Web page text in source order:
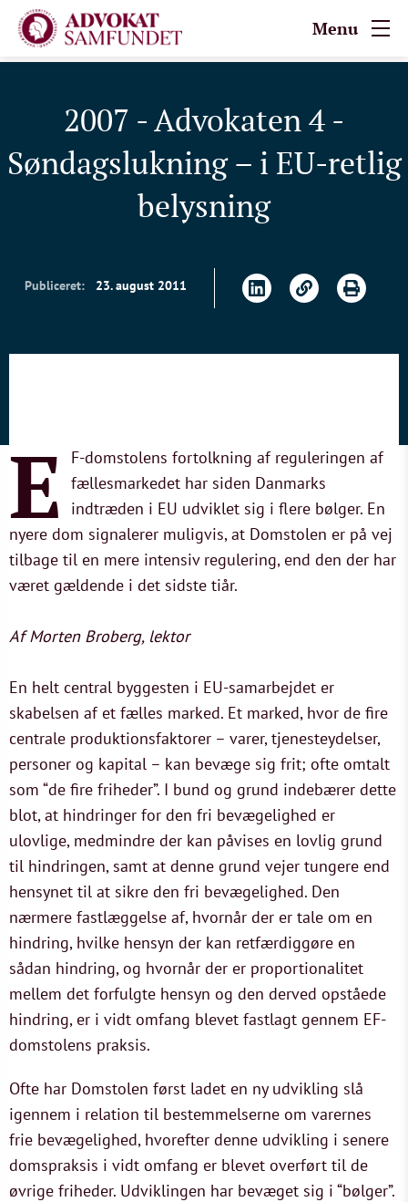
Menu
2007 - Advokaten 4 -
Søndagslukning – i EU-retlig
belysning
Publiceret: 23. august 2011
E
F-domstolens fortolkning af reguleringen af
fællesmarkedet har siden Danmarks
indtræden i EU udviklet sig i flere bølger. En
nyere dom signalerer muligvis, at Domstolen er på vej
tilbage til en mere intensiv regulering, end den der har
været gældende i det sidste tiår.
Af Morten Broberg, lektor
En helt central byggesten i EU-samarbejdet er
skabelsen af et fælles marked. Et marked, hvor de fire
centrale produktionsfaktorer – varer, tjenesteydelser,
personer og kapital – kan bevæge sig frit; ofte omtalt
som “de fire friheder”. I bund og grund indebærer dette
blot, at hindringer for den fri bevægelighed er
ulovlige, medmindre der kan påvises en lovlig grund
til hindringen, samt at denne grund vejer tungere end
hensynet til at sikre den fri bevægelighed. Den
nærmere fastlæggelse af, hvornår der er tale om en
hindring, hvilke hensyn der kan retfærdiggøre en
sådan hindring, og hvornår der er proportionalitet
mellem det forfulgte hensyn og den derved opståede
hindring, er i vidt omfang blevet fastlagt gennem EF-
domstolens praksis.
Ofte har Domstolen først ladet en ny udvikling slå
igennem i relation til bestemmelserne om varernes
frie bevægelighed, hvorefter denne udvikling i senere
domspraksis i vidt omfang er blevet overført til de
øvrige friheder. Udviklingen har bevæget sig i “bølger”.